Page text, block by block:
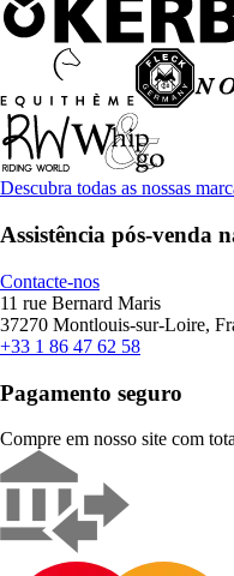
Descubra todas as nossas
Assistência pós-venda
Contacte-nos
11 rue Bernard Maris
37270 Montlouis-sur-Loire,
+33 1 86 47 62 58
Pagamento seguro
Compre em nosso site com